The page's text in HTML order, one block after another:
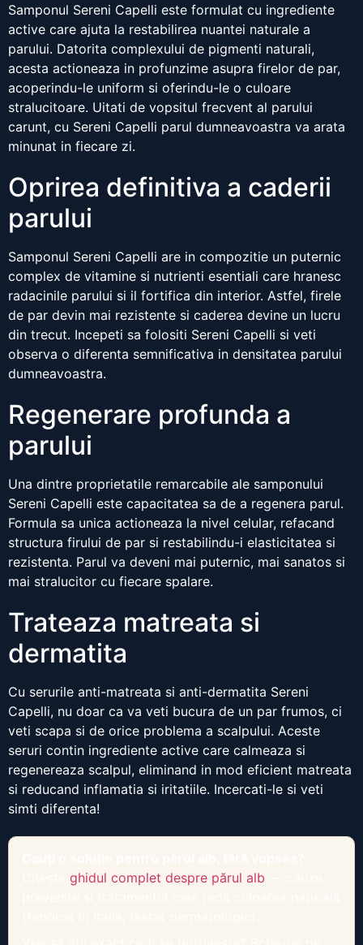
Samponul Sereni Capelli este formulat cu ingrediente
active care ajuta la restabilirea nuantei naturale a
parului. Datorita complexului de pigmenti naturali,
acesta actioneaza in profunzime asupra firelor de par,
acoperindu-le uniform si oferindu-le o culoare
stralucitoare. Uitati de vopsitul frecvent al parului
carunt, cu Sereni Capelli parul dumneavoastra va arata
minunat in fiecare zi.
Oprirea definitiva a caderii
parului
Samponul Sereni Capelli are in compozitie un puternic
complex de vitamine si nutrienti esentiali care hranesc
radacinile parului si il fortifica din interior. Astfel, firele
de par devin mai rezistente si caderea devine un lucru
din trecut. Incepeti sa folositi Sereni Capelli si veti
observa o diferenta semnificativa in densitatea parului
dumneavoastra.
Regenerare profunda a
parului
Una dintre proprietatile remarcabile ale samponului
Sereni Capelli este capacitatea sa de a regenera parul.
Formula sa unica actioneaza la nivel celular, refacand
structura firului de par si restabilindu-i elasticitatea si
rezistenta. Parul va deveni mai puternic, mai sanatos si
mai stralucitor cu fiecare spalare.
Trateaza matreata si
dermatita
Cu serurile anti-matreata si anti-dermatita Sereni
Capelli, nu doar ca va veti bucura de un par frumos, ci
veti scapa si de orice problema a scalpului. Aceste
seruri contin ingrediente active care calmeaza si
regenereaza scalpul, eliminand in mod eficient matreata
si reducand inflamatia si iritatiile. Incercati-le si veti
simti diferenta!
ghidul complet despre părul alb